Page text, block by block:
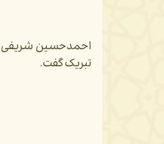
احمدحسین شریفی
تبریک گفت.